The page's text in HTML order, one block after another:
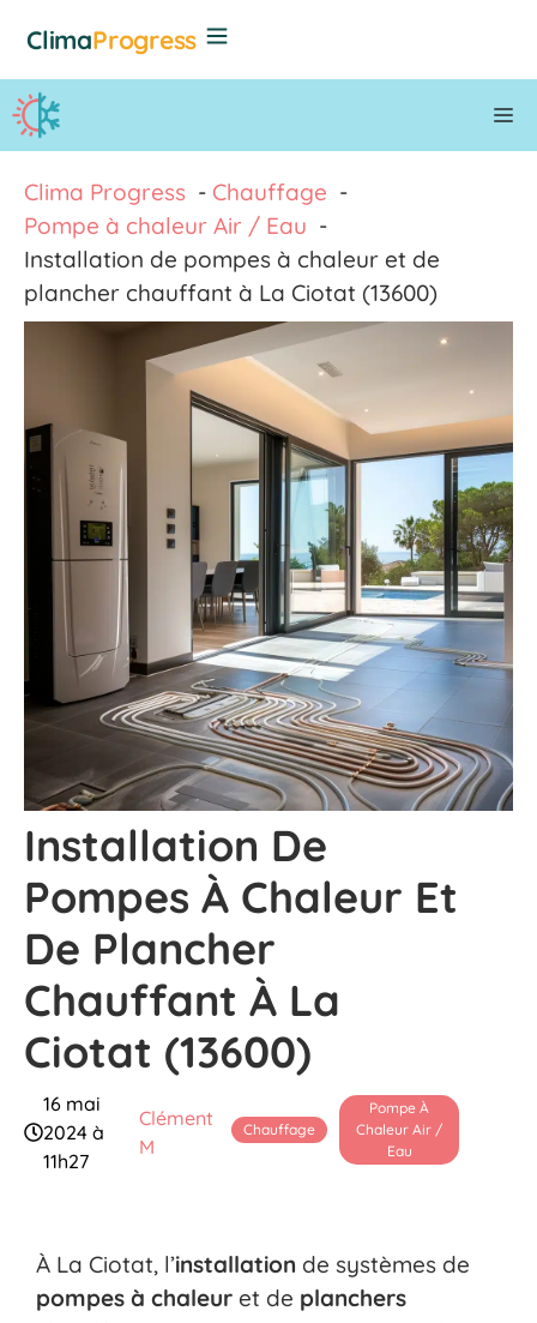
contenu
ClimaProgress
Clima Progress
Chauffage
Pompe à chaleur Air / Eau
Installation de pompes à chaleur et de
plancher chauffant à La Ciotat (13600)
Installation De
Pompes À Chaleur Et
De Plancher
Chauffant À La
Ciotat (13600)
16 mai
2024 à
11h27
Clément
M
Chauffage
Pompe À
Chaleur Air /
Eau
À La Ciotat, l’installation de systèmes de
pompes à chaleur et de planchers